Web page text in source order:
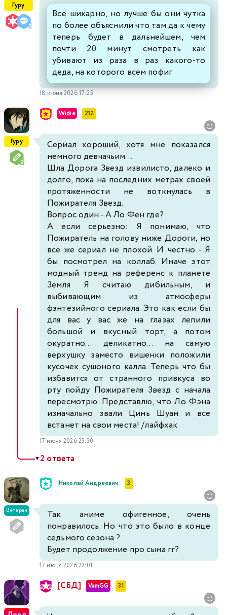
Гуру
Всё шикарно, но лучше бы они чутка
по более объяснили что там да к чему
теперь будет в дальнейшем, чем
почти 20 минут смотреть как
убивают из раза в раз какого-то
деда, на которого всем пофиг
18 июня 2026 17:25
Гуру
Widie 212
Сериал хороший, хотя мне показался
немного девчачьим...
Шла Дорога Звезд извилисто, далеко и
долго, пока на последних метрах своей
протяженности не воткнулась в
Пожирателя Звезд.
Вопрос один - А Ло Фен где?
А если серьезно: Я понимаю, что
Пожиратель на голову ниже Дороги, но
все же сериал не плохой. И честно - Я
бы посмотрел на коллаб. Иначе этот
модный тренд на референс к планете
Земля Я считаю дибильным, и
выбивающим из атмосферы
фэнтезийного сериала. Это как если бы
для вас у вас же на глазах лепили
большой и вкусный торт, а потом
окуратно... деликатно... на самую
верхушку заместо вишенки положили
кусочек сушоного калла. Теперь что бы
избавится от странного привкуса во
рту пойду Пожирателя Звезд с начала
пересмотрю. Представлю, что Ло Фэна
изначально звали Цинь Шуан и все
встанет на свои места! /лайфхак
17 июня 2026 23:30
▼2 ответа
Ветеран
Николай Андреевич 3
Так аниме офигенное, очень
понравилось. Но что это было в конце
седьмого сезона ?
Будет продолжение про сына гг?
17 июня 2026 22:01
[СБД] VamGG 31